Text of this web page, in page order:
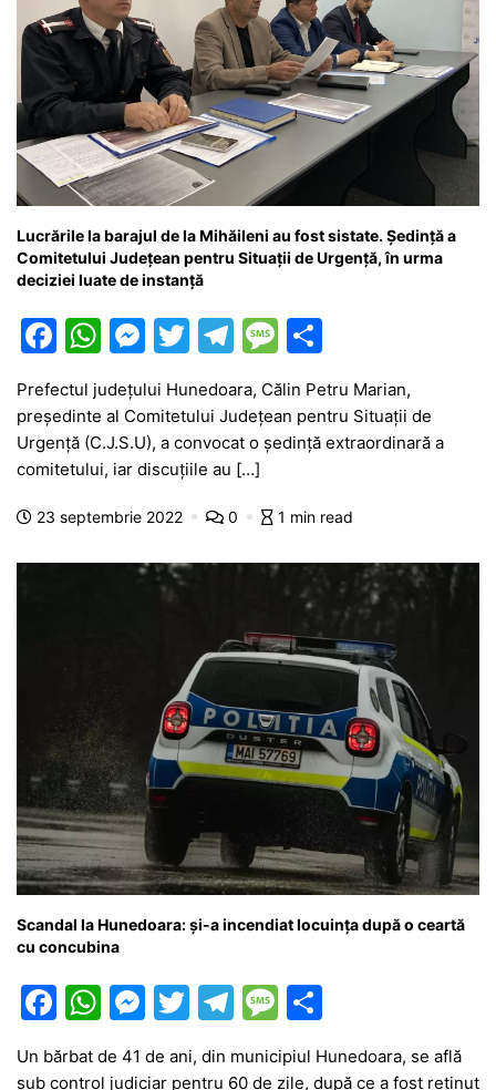
Lucrările la barajul de la Mihăileni au fost sistate. Ședință a
Comitetului Județean pentru Situații de Urgență, în urma
deciziei luate de instanță
F
c
e
b
o
W
at
s
A
p
M
s
s
e
n
er
T
itt
er
T
e
gr
a
m
M
s
s
g
ta
je
z
Prefectul județului Hunedoara, Călin Petru Marian,
președinte al Comitetului Județean pentru Situații de
Urgență (C.J.S.U), a convocat o ședință extraordinară a
comitetului, iar discuțiile au […]
23 septembrie 2022 0 1 min read
Scandal la Hunedoara: și-a incendiat locuința după o ceartă
cu concubina
F
c
W
at
M
s
T
itt
T
e
M
s ta
Un bărbat de 41 de ani, din municipiul Hunedoara, se află
sub control judiciar pentru 60 de zile, după ce a fost reținut